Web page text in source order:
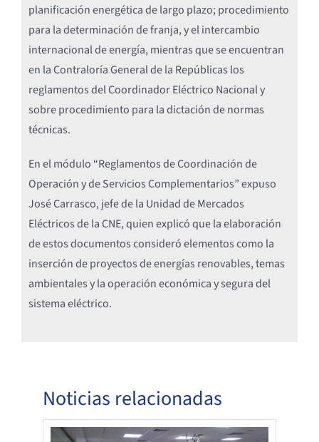
planificación energética de largo plazo; procedimiento
para la determinación de franja, y el intercambio
internacional de energía, mientras que se encuentran
en la Contraloría General de la Repúblicas los
reglamentos del Coordinador Eléctrico Nacional y
sobre procedimiento para la dictación de normas
técnicas.
En el módulo “Reglamentos de Coordinación de
Operación y de Servicios Complementarios” expuso
José Carrasco, jefe de la Unidad de Mercados
Eléctricos de la CNE, quien explicó que la elaboración
de estos documentos consideró elementos como la
inserción de proyectos de energías renovables, temas
ambientales y la operación económica y segura del
sistema eléctrico.
Noticias relacionadas